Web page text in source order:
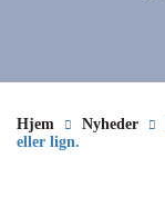
Hjem Nyheder
eller lign.